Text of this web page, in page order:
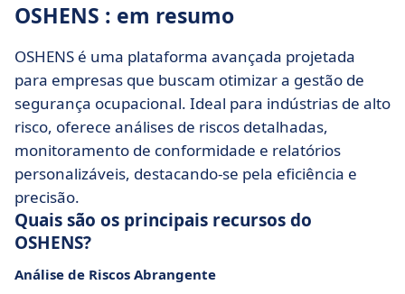
OSHENS : em resumo
OSHENS é uma plataforma avançada projetada
para empresas que buscam otimizar a gestão de
segurança ocupacional. Ideal para indústrias de alto
risco, oferece análises de riscos detalhadas,
monitoramento de conformidade e relatórios
personalizáveis, destacando-se pela eficiência e
precisão.
Quais são os principais recursos do
OSHENS?
Análise de Riscos Abrangente